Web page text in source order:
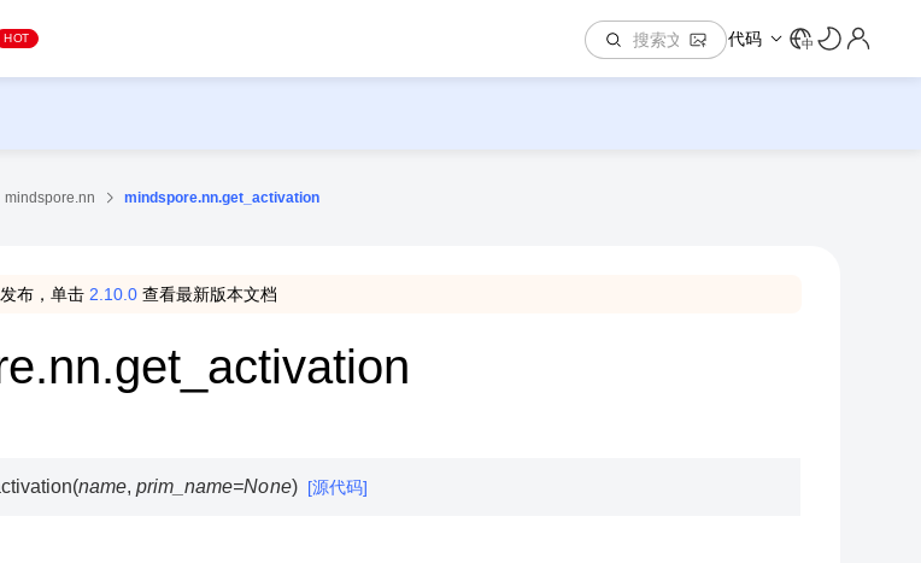
HOT 代码 中
mindspore.nn mindspore.nn.get_activation
布，单击 2.10.0 查看最新版本文档
(name,prim_name=None) [源代码]